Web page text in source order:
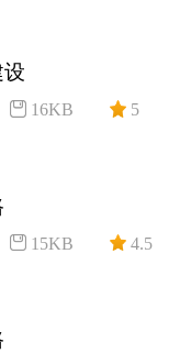
16KB
5
15KB
4.5